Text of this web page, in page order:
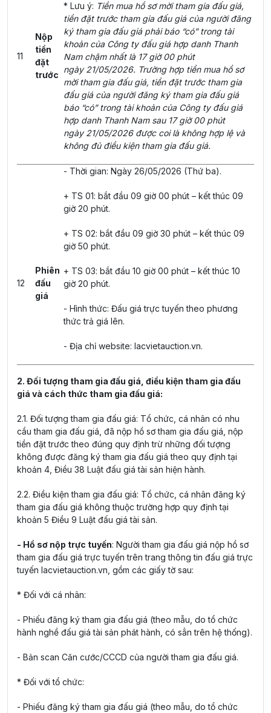
11
Nộp
tiền
đặt
trước
* Lưu ý: Tiền mua hồ sơ mời tham gia đấu giá,
tiền đặt trước tham gia đấu giá của người đăng
ký tham gia đấu giá phải báo “có” trong tài
khoản của Công ty đấu giá hợp danh Thanh
Nam chậm nhất là 17 giờ 00 phút
ngày 21/05/2026. Trường hợp tiền mua hồ sơ
mời tham gia đấu giá, tiền đặt trước tham gia
đấu giá của người đăng ký tham gia đấu giá
báo “có” trong tài khoản của Công ty đấu giá
hợp danh Thanh Nam sau 17 giờ 00 phút
ngày 21/05/2026 được coi là không hợp lệ và
không đủ điều kiện tham gia đấu giá.
12
Phiên
đấu
giá
- Thời gian: Ngày 26/05/2026 (Thứ ba).
+ TS 01: bắt đầu 09 giờ 00 phút – kết thúc 09
giờ 20 phút.
+ TS 02: bắt đầu 09 giờ 30 phút – kết thúc 09
giờ 50 phút.
+ TS 03: bắt đầu 10 giờ 00 phút – kết thúc 10
giờ 20 phút.
- Hình thức: Đấu giá trực tuyến theo phương
thức trả giá lên.
- Địa chỉ website: lacvietauction.vn.
2. Đối tượng tham gia đấu giá, điều kiện tham gia đấu
giá và cách thức tham gia đấu giá:
2.1. Đối tượng tham gia đấu giá: Tổ chức, cá nhân có nhu
cầu tham gia đấu giá, đã nộp hồ sơ tham gia đấu giá, nộp
tiền đặt trước theo đúng quy định trừ những đối tượng
không được đăng ký tham gia đấu giá theo quy định tại
khoản 4, Điều 38 Luật đấu giá tài sản hiện hành.
2.2. Điều kiện tham gia đấu giá: Tổ chức, cá nhân đăng ký
tham gia đấu giá không thuộc trường hợp quy định tại
khoản 5 Điều 9 Luật đấu giá tài sản.
- Hồ sơ nộp trực tuyến: Người tham gia đấu giá nộp hồ sơ
tham gia đấu giá trực tuyến trên trang thông tin đấu giá trực
tuyến lacvietauction.vn, gồm các giấy tờ sau:
* Đối với cá nhân:
- Phiếu đăng ký tham gia đấu giá (theo mẫu, do tổ chức
hành nghề đấu giá tài sản phát hành, có sẳn trên hệ thống).
- Bản scan Căn cước/CCCD của người tham gia đấu giá.
* Đối với tổ chức:
- Phiếu đăng ký tham gia đấu giá (theo mẫu, do tổ chức